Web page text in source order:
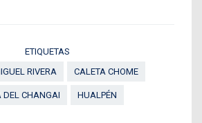
ETIQUETAS
RIVERA
CALETA CHOME
DEL CHANGAI HUALPÉN